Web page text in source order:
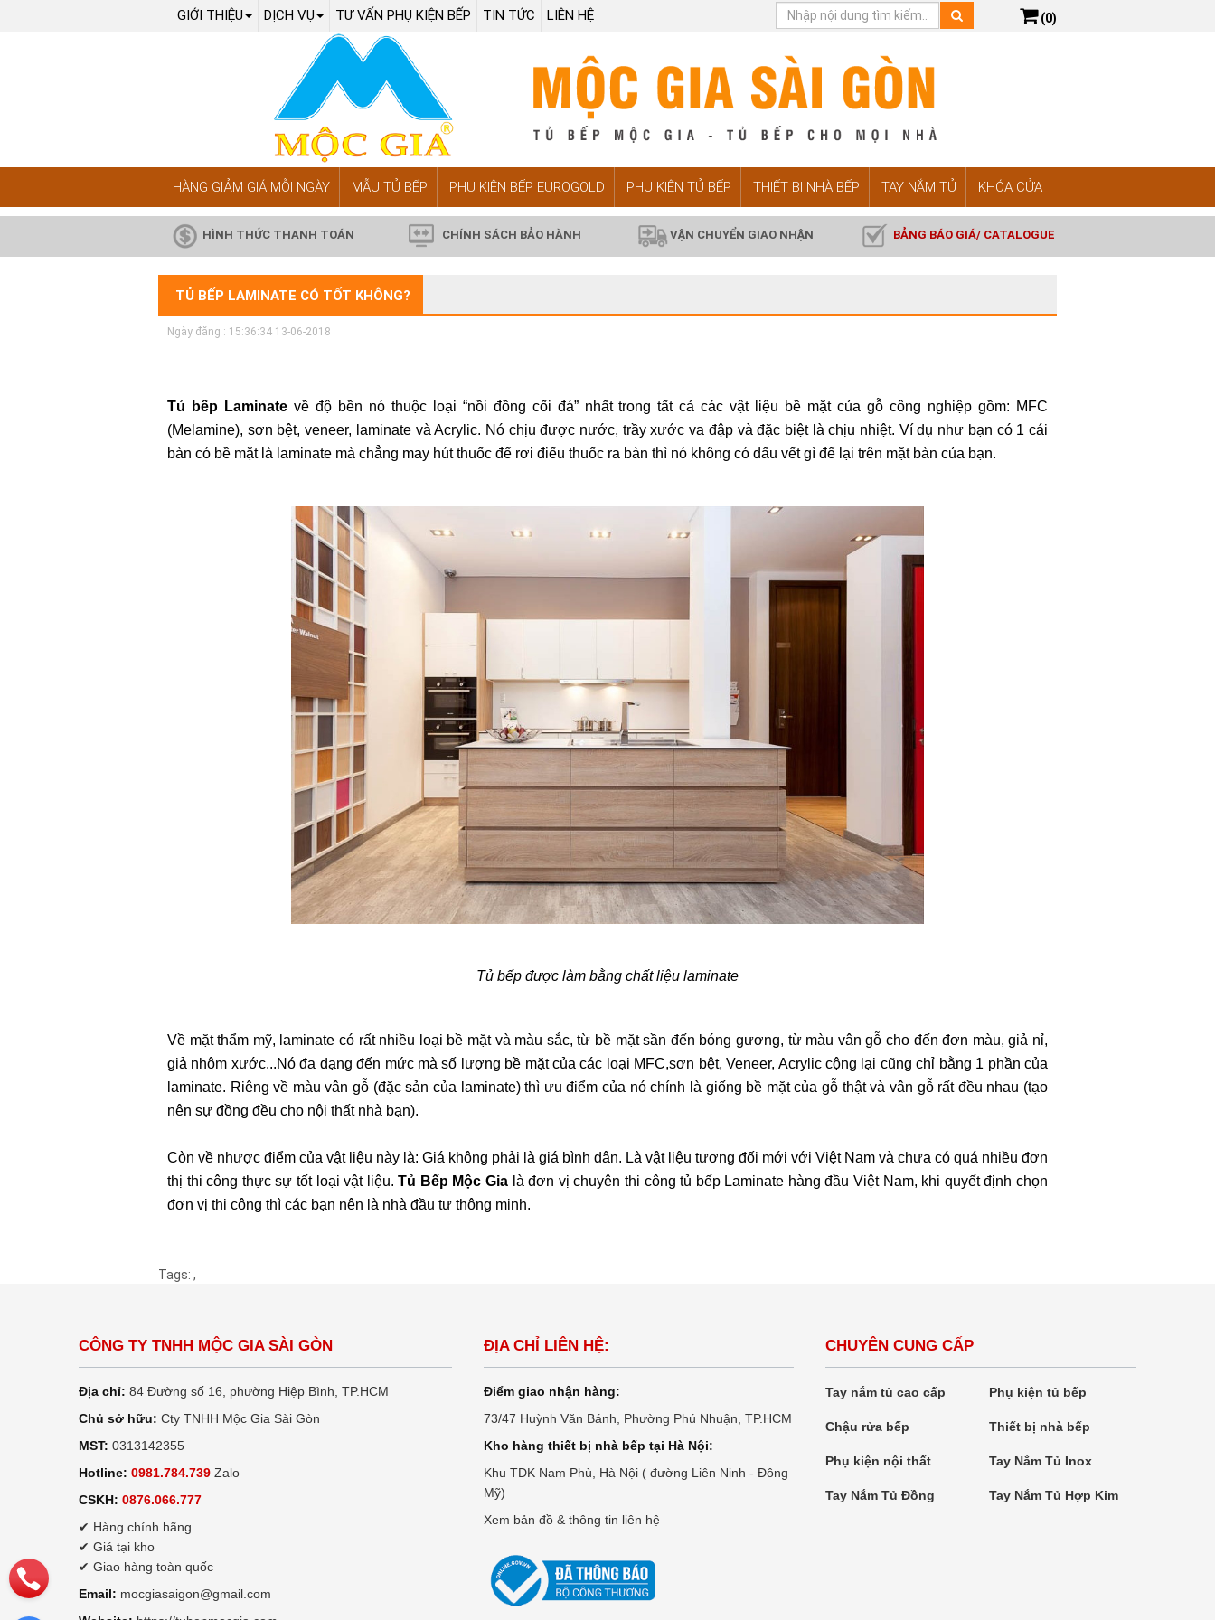
GIỚI THIỆU DỊCH VỤ TƯ VẤN PHỤ KIỆN BẾP TIN TỨC LIÊN HỆ (0)
HÀNG GIẢM GIÁ MỖI NGÀY MẪU TỦ BẾP PHỤ KIỆN BẾP EUROGOLD PHỤ KIỆN TỦ BẾP THIẾT BỊ NHÀ BẾP TAY NẮM TỦ KHÓA CỬA
HÌNH THỨC THANH TOÁN CHÍNH SÁCH BẢO HÀNH VẬN CHUYỂN GIAO NHẬN BẢNG BÁO GIÁ/ CATALOGUE
TỦ BẾP LAMINATE CÓ TỐT KHÔNG?
Ngày đăng : 15:36:34 13-06-2018
Tủ bếp Laminatevề độ bền nó thuộc loại “nồi đồng cối đá” nhất trong tất cả các vật liệu bề mặt của gỗ công nghiệp gồm: MFC
(Melamine), sơn bệt, veneer, laminate và Acrylic. Nó chịu được nước, trầy xước va đập và đặc biệt là chịu nhiệt. Ví dụ như bạn có 1 cái
bàn có bề mặt là laminate mà chẳng may hút thuốc để rơi điếu thuốc ra bàn thì nó không có dấu vết gì để lại trên mặt bàn của bạn.
Tủ bếp được làm bằng chất liệu laminate
Về mặt thẩm mỹ, laminate có rất nhiều loại bề mặt và màu sắc, từ bề mặt sần đến bóng gương, từ màu vân gỗ cho đến đơn màu, giả nỉ,
giả nhôm xước...Nó đa dạng đến mức mà số lượng bề mặt của các loại MFC,sơn bệt, Veneer, Acrylic cộng lại cũng chỉ bằng 1 phần của
laminate. Riêng về màu vân gỗ (đặc sản của laminate) thì ưu điểm của nó chính là giống bề mặt của gỗ thật và vân gỗ rất đều nhau (tạo
nên sự đồng đều cho nội thất nhà bạn).
Còn về nhược điểm của vật liệu này là: Giá không phải là giá bình dân. Là vật liệu tương đối mới với Việt Nam và chưa có quá nhiều đơn
thị thi công thực sự tốt loại vật liệu.Tủ Bếp Mộc Gia là đơn vị chuyên thi công tủ bếp Laminate hàng đầu Việt Nam, khi quyết định chọn
đơn vị thi công thì các bạn nên là nhà đầu tư thông minh.
Tags: ,
CÔNG TY TNHH MỘC GIA SÀI GÒN
Địa chỉ: 84 Đường số 16, phường Hiệp Bình, TP.HCM
Chủ sở hữu: Cty TNHH Mộc Gia Sài Gòn
MST: 0313142355
Hotline: 0981.784.739 Zalo
CSKH: 0876.066.777
✔ Hàng chính hãng
✔ Giá tại kho
✔ Giao hàng toàn quốc
Email: mocgiasaigon@gmail.com
ĐỊA CHỈ LIÊN HỆ:
Điểm giao nhận hàng:
73/47 Huỳnh Văn Bánh, Phường Phú Nhuận, TP.HCM
Kho hàng thiết bị nhà bếp tại Hà Nội:
Khu TDK Nam Phù, Hà Nội ( đường Liên Ninh - Đông
Mỹ)
Xem bản đồ & thông tin liên hệ
CHUYÊN CUNG CẤP
Tay nắm tủ cao cấp Phụ kiện tủ bếp
Chậu rửa bếp Thiết bị nhà bếp
Phụ kiện nội thất Tay Nắm Tủ Inox
Tay Nắm Tủ Đồng Tay Nắm Tủ Hợp Kim